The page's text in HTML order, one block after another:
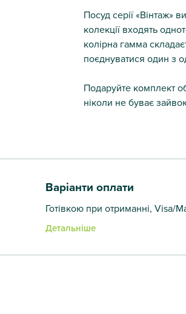
Посуд серії «Вінтаж»
колекції входять
колірна гамма
поєднуватися один з
Подаруйте комплект
ніколи не буває
Варіанти оплати
Готівкою при отриманні, Visa/
Детальніше